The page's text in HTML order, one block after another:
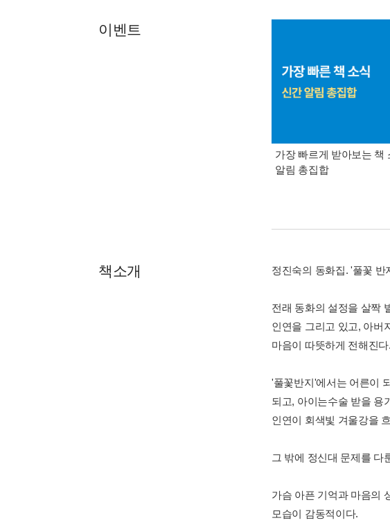
이벤트
가장 빠르게 받아보는 책
알림 총집합
책소개 정진숙의 동화집. '풀꽃 반
전래 동화의 설정을 살짝
인연을 그리고 있고, 아버
마음이 따뜻하게 전해진다.
'풀꽃반지'에서는 어른이
되고, 아이는수술 받을 용
인연이 회색빛 겨울강을
그 밖에 정신대 문제를 다
가슴 아픈 기억과 마음의
모습이 감동적이다.